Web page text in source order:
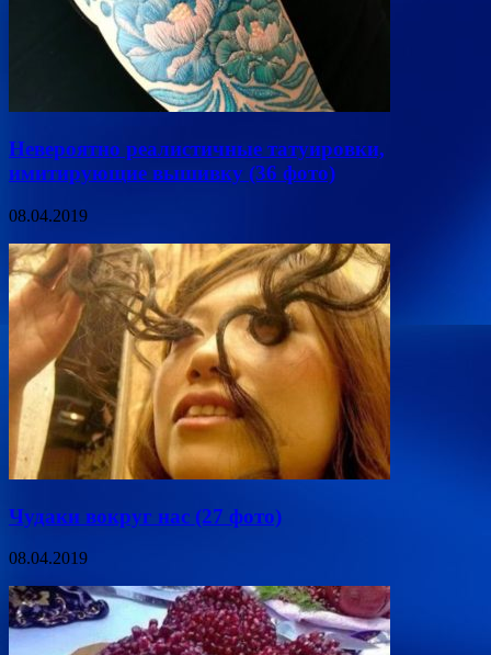
Невероятно реалистичные татуировки,
имитирующие вышивку (36 фото)
08.04.2019
Чудаки вокруг нас (27 фото)
08.04.2019